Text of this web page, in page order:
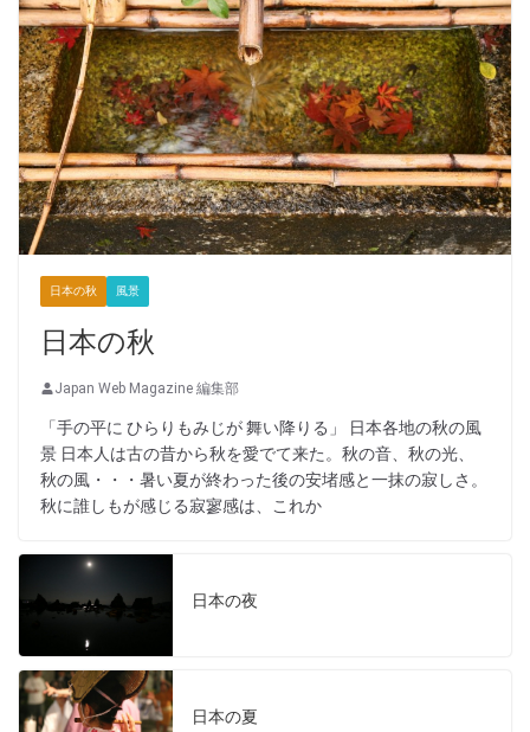
日本の秋 風景
日本の秋
Japan Web Magazine 編集部
「手の平に ひらりもみじが 舞い降りる」 日本各地の秋の風
景 日本人は古の昔から秋を愛でて来た。秋の音、秋の光、
秋の風・・・暑い夏が終わった後の安堵感と一抹の寂しさ。
秋に誰しもが感じる寂寥感は、これか
日本の夜
日本の夏